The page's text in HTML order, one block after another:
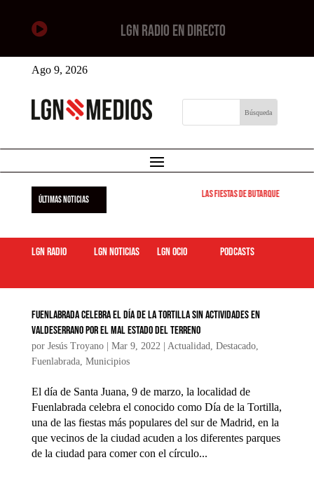
 LGN RADIO EN DIRECTO
Ago 9, 2026
ÚLTIMAS NOTICIAS Las Fiestas de Butarque 2026
LGN Radio LGN Noticias LGN ocio podcasts
Fuenlabrada celebra el Día de la Tortilla sin actividades en
Valdeserrano por el mal estado del terreno
por Jesús Troyano| Mar 9, 2022| Actualidad, Destacado,
Fuenlabrada, Municipios
El día de Santa Juana, 9 de marzo, la localidad de
Fuenlabrada celebra el conocido como Día de la Tortilla,
una de las fiestas más populares del sur de Madrid, en la
que vecinos de la ciudad acuden a los diferentes parques
de la ciudad para comer con el círculo...